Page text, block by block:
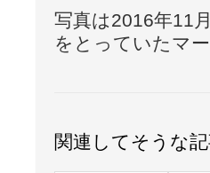
写真は2016年11
をとっていたマ
関連してそうな